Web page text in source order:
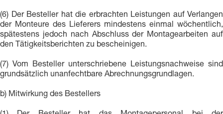
(6) Der Besteller hat die erbrachten Leistungen auf Verlangen
der Monteure des Lieferers mindestens einmal wöchentlich,
spätestens jedoch nach Abschluss der Montagearbeiten auf
den Tätigkeitsberichten zu bescheinigen.
(7) Vom Besteller unterschriebene Leistungsnachweise sind
grundsätzlich unanfechtbare Abrechnungsgrundlagen.
b) Mitwirkung des Bestellers